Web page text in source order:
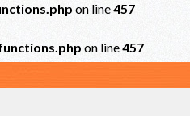
on line457
on line457